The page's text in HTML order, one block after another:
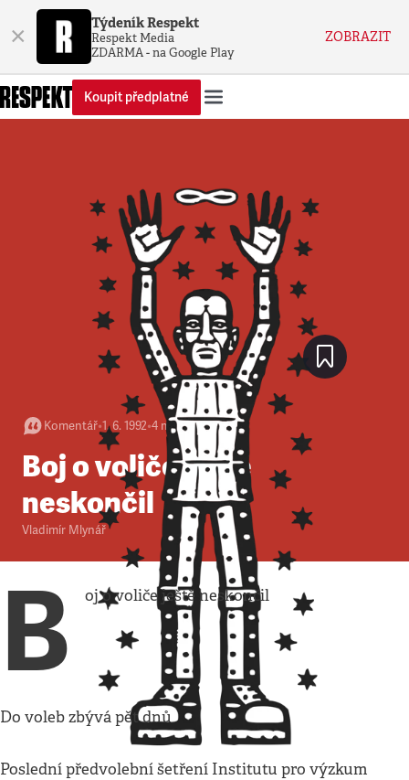
× Týdeník Respekt
Respekt Media
ZDARMA - na Google Play
ZOBRAZIT
Koupit předplatné
Komentář•1. 6. 1992•4 minuty
Boj o voliče ještě
neskončil
Vladimír Mlynář
B oj o voliče ještě neskončil
Do voleb zbývá pět dnů
Poslední předvolební šetření Institutu pro výzkum